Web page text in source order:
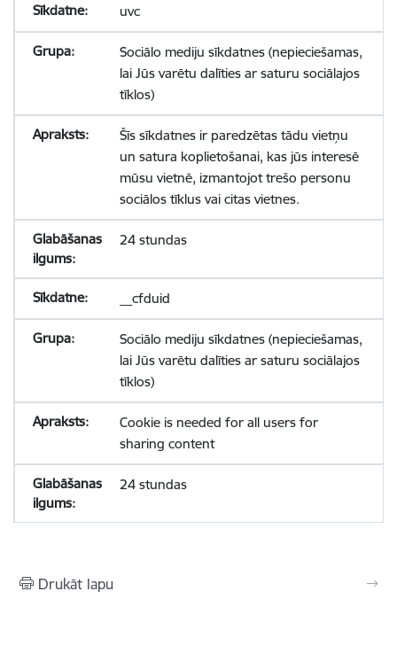
uvc
Sociālo mediju sīkdatnes (nepieciešamas,
lai Jūs varētu dalīties ar saturu sociālajos
tīklos)
Šīs sīkdatnes ir paredzētas tādu vietņu
un satura koplietošanai, kas jūs interesē
mūsu vietnē, izmantojot trešo personu
sociālos tīklus vai citas vietnes.
24 stundas
__cfduid
Sociālo mediju sīkdatnes (nepieciešamas,
lai Jūs varētu dalīties ar saturu sociālajos
tīklos)
Cookie is needed for all users for
sharing content
24 stundas
Drukāt lapu